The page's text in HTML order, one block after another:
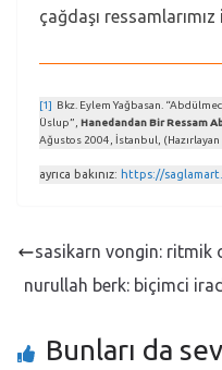
çağdaşı
[1] Bkz. Eylem Yağbasan.
Üslup”, Hanedandan Bir Ressam
Ağustos 2004, İstanbul,
ayrıca bakınız: https://
sasikarn vongin: ritmik
nurullah berk: biçimci
Bunları da